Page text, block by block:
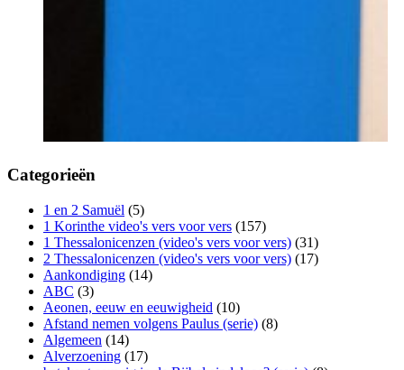
Categorieën
1 en 2 Samuël (5)
1 Korinthe video's vers voor vers (157)
1 Thessalonicenzen (video's vers voor vers) (31)
2 Thessalonicenzen (video's vers voor vers) (17)
Aankondiging (14)
ABC (3)
Aeonen, eeuw en eeuwigheid (10)
Afstand nemen volgens Paulus (serie) (8)
Algemeen (14)
Alverzoening (17)